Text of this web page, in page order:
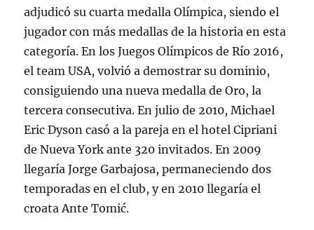
adjudicó su cuarta medalla Olímpica, siendo el
jugador con más medallas de la historia en esta
categoría. En los Juegos Olímpicos de Río 2016,
el team USA, volvió a demostrar su dominio,
consiguiendo una nueva medalla de Oro, la
tercera consecutiva. En julio de 2010, Michael
Eric Dyson casó a la pareja en el hotel Cipriani
de Nueva York ante 320 invitados. En 2009
llegaría Jorge Garbajosa, permaneciendo dos
temporadas en el club, y en 2010 llegaría el
croata Ante Tomić.